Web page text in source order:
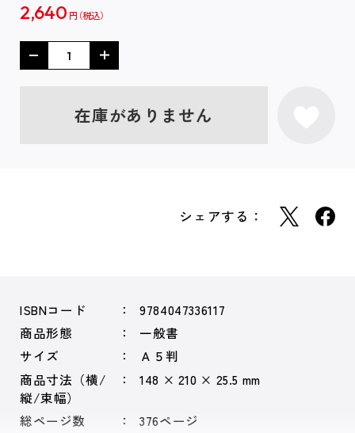
2,640 円
在庫がありません
シェアする：
ISBNコード
9784047336117
商品形態
一般書
サイズ
Ａ５判
商品寸法（横/
縦/束幅）
148 × 210 × 25.5 mm
総ページ数
376ページ